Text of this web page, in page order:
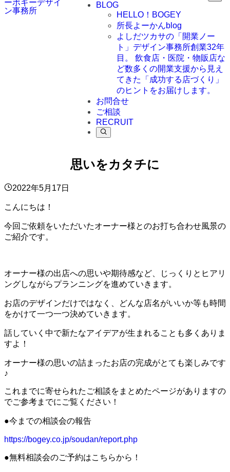
BLOG
HELLO！BOGEY
所長よーかんblog
よしだツカサの「開業ノー
ト」 デザイン事務所創業32年
目。 飲食店・医院・物販店な
ど数多くの開業支援から見え
てきた「成功する店づくり」
のヒントをお届けします。
お問合せ
ご相談
RECRUIT
思いをカタチに
2022年5月17日
こんにちは！
今回ご依頼をいただいたオーナー様とのお打ち合わせ風景の
ご紹介です。
オーナー様の出店への思いや期待感など、じっくりとヒアリ
ングしながらプランニングを進めていきます。
お店のデザインだけではなく、どんな店名がいいか等も時間
をかけて一つ一つ決めていきます。
話していく中で新たなアイデアが生まれることも多くありま
すよ！
オーナー様の思いの詰まったお店の完成がとても楽しみです
♪
これまでに寄せられたご相談をまとめたページがありますの
でご参考までにご覧ください！
●今までの相談会の報告
https://bogey.co.jp/soudan/report.php
●無料相談会のご予約はこちらから！